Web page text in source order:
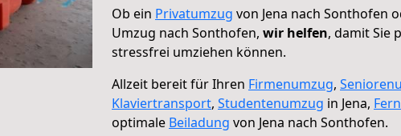
Ob ein Privatumzug von Jena nach Sonthofen
Umzug nach Sonthofen, wir helfen, damit Sie
stressfrei umziehen können.
Allzeit bereit für Ihren Firmenumzug,
Klaviertransport, Studentenumzug in Jena,
optimale Beiladung von Jena nach Sonthofen.